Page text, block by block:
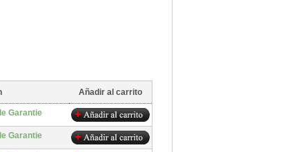
Añadir al carrito
Garantie
Garantie